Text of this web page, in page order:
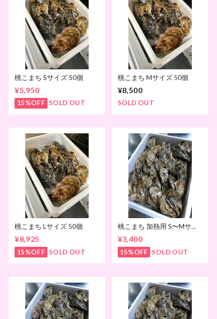
桃こまち Sサイズ 50個
¥5,950
15%OFF SOLD OUT
桃こまち Mサイズ 50個
¥8,500
SOLD OUT
桃こまち Lサイズ 50個
¥8,925
15%OFF SOLD OUT
桃こまち 加熱用 S〜Mサイ
¥3,400
15%OFF SOLD OUT